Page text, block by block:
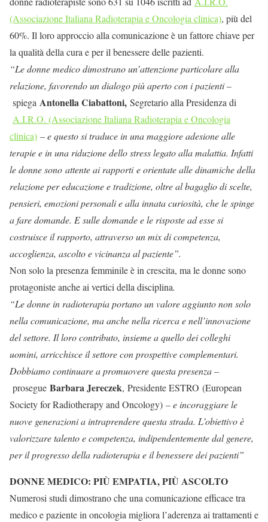
(Associazione Italiana Radioterapia e Oncologia clinica), più del
60%. Il loro approccio alla comunicazione è un fattore chiave per
la qualità della cura e per il benessere delle pazienti.
“Le donne medico dimostrano un’attenzione particolare alla
relazione, favorendo un dialogo più aperto con i pazienti –
spiega Antonella Ciabattoni, Segretario alla Presidenza di
A.I.R.O. (Associazione Italiana Radioterapia e Oncologia
clinica) – e questo si traduce in una maggiore adesione alle
terapie e in una riduzione dello stress legato alla malattia. Infatti
le donne sono attente ai rapporti e orientate alle dinamiche della
relazione per educazione e tradizione, oltre al bagaglio di scelte,
pensieri, emozioni personali e alla innata curiosità, che le spinge
a fare domande. E sulle domande e le risposte ad esse si
costruisce il rapporto, attraverso un mix di competenza,
accoglienza, ascolto e vicinanza al paziente”.
Non solo la presenza femminile è in crescita, ma le donne sono
protagoniste anche ai vertici della disciplina.
“Le donne in radioterapia portano un valore aggiunto non solo
nella comunicazione, ma anche nella ricerca e nell’innovazione
del settore. Il loro contributo, insieme a quello dei colleghi
uomini, arricchisce il settore con prospettive complementari.
Dobbiamo continuare a promuovere questa presenza –
prosegue Barbara Jereczek, Presidente ESTRO (European
Society for Radiotherapy and Oncology) – e incoraggiare le
nuove generazioni a intraprendere questa strada. L’obiettivo è
valorizzare talento e competenza, indipendentemente dal genere,
per il progresso della radioterapia e il benessere dei pazienti”
DONNE MEDICO: PIÙ EMPATIA, PIÙ ASCOLTO
Numerosi studi dimostrano che una comunicazione efficace tra
medico e paziente in oncologia migliora l’aderenza ai trattamenti e